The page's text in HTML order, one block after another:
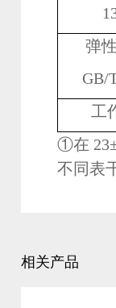
弹
GB/
工
①在
不同表
相关产品